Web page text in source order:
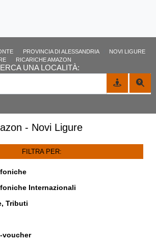
PROVINCIA DI ALESSANDRIA
NOVI LIGURE
RICARICHE AMAZON
UNA LOCALITÀ:
- Novi Ligure
FILTRA PER:
Internazionali
Tributi
voucher